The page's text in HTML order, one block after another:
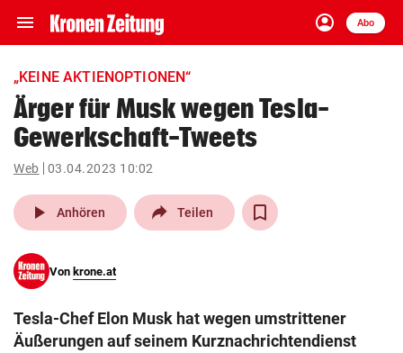
menu Navigation
ein-/ausklappen
account_circle
Anmelden
Abo
close Schließen
account_circle Anmelden
pin_drop
Wien arrow_right
search
eingeben
„KEINE AKTIENOPTIONEN“
Ärger für Musk wegen Tesla-
Gewerkschaft-Tweets
Web 03.04.2023 10:02
play_arrow Anhören Teilen
Von krone.at
Tesla-Chef Elon Musk hat wegen umstrittener
Äußerungen auf seinem Kurznachrichtendienst